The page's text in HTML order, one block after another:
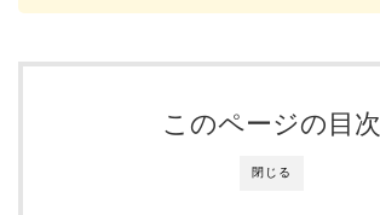
閉じる
このページの目次